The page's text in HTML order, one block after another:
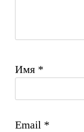
Имя *
Email *